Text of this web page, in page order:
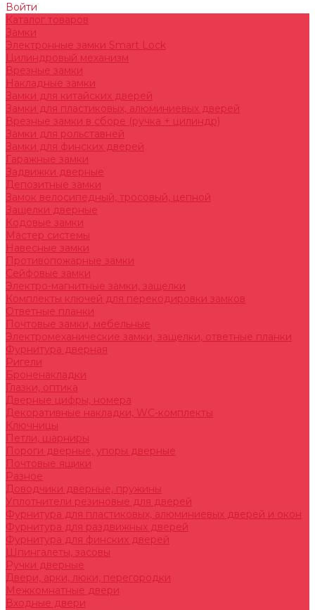
Войти
Каталог товаров
Замки
Электронные замки Smart Lock
Цилиндровый механизм
Врезные замки
Накладные замки
Замки для китайских дверей
Замки для пластиковых, алюминиевых дверей
Врезные замки в сборе (ручка + цилиндр)
Замки для рольставней
Замки для финских дверей
Гаражные замки
Задвижки дверные
Депозитные замки
Замок велосипедный, тросовый, цепной
Защелки дверные
Кодовые замки
Мастер системы
Навесные замки
Противопожарные замки
Сейфовые замки
Электро-магнитные замки, защелки
Комплекты ключей для перекодировки замков
Ответные планки
Почтовые замки, мебельные
Электромеханические замки, защелки, ответные планки
Фурнитура дверная
Ригели
Броненакладки
Глазки, оптика
Дверные цифры, номера
Декоративные накладки, WC-комплекты
Ключницы
Петли, шарниры
Пороги дверные, упоры дверные
Почтовые ящики
Разное
Доводчики дверные, пружины
Уплотнители резиновые для дверей
Фурнитура для пластиковых, алюминиевых дверей и окон
Фурнитура для раздвижных дверей
Фурнитура для финских дверей
Шпингалеты, засовы
Ручки дверные
Двери, арки, люки, перегородки
Межкомнатные двери
Входные двери